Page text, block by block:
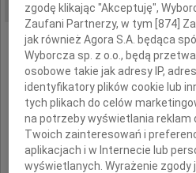
Z głębokim
zgodę klikając "Akceptuję",
Zaufani Partnerzy, w tym [874]
jak również Agora S.A. będąca
Wyborcza sp. z o.o., będą
osobowe takie jak adresy IP,
identyfikatory plików cookie lub
tych plikach do celów
na potrzeby wyświetlania reklam
Twoich zainteresowań i
aplikacjach i w Internecie lub
wyświetlanych. Wyrażenie zgody